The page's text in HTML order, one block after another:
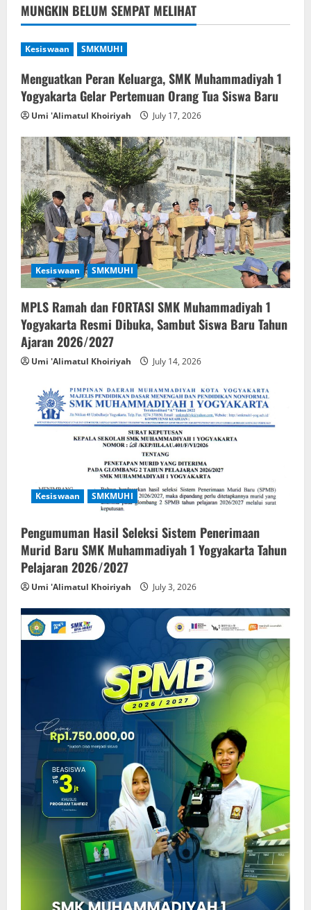
MUNGKIN BELUM SEMPAT MELIHAT
Kesiswaan SMKMUHI
Menguatkan Peran Keluarga, SMK Muhammadiyah 1
Yogyakarta Gelar Pertemuan Orang Tua Siswa Baru
Umi 'Alimatul Khoiriyah July 17, 2026
Kesiswaan SMKMUHI
MPLS Ramah dan FORTASI SMK Muhammadiyah 1
Yogyakarta Resmi Dibuka, Sambut Siswa Baru Tahun
Ajaran 2026/2027
Umi 'Alimatul Khoiriyah July 14, 2026
Kesiswaan SMKMUHI
Pengumuman Hasil Seleksi Sistem Penerimaan
Murid Baru SMK Muhammadiyah 1 Yogyakarta Tahun
Pelajaran 2026/2027
Umi 'Alimatul Khoiriyah July 3, 2026